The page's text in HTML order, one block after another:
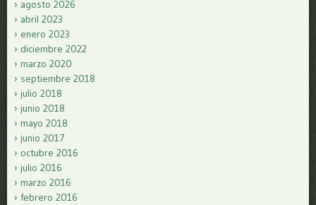
agosto 2026
abril 2023
enero 2023
diciembre 2022
marzo 2020
septiembre 2018
julio 2018
junio 2018
mayo 2018
junio 2017
octubre 2016
julio 2016
marzo 2016
febrero 2016